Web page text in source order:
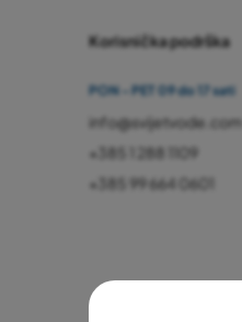
Korisnička podrška
PON - PET 09 do 17 sati
info@svijetvode.com
+385 1 288 1109
+385 99 664 0601